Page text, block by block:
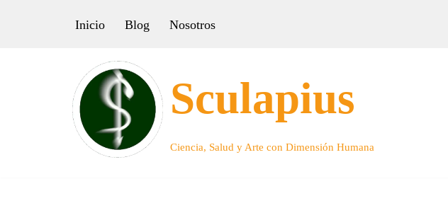
Inicio Blog Nosotros
Sculapius
Ciencia, Salud y Arte con Dimensión Humana